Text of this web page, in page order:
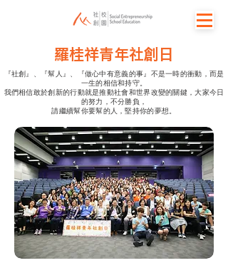
​羅桂祥青年社創日
『社創』、『幫人』、『做心中有意義的事』不是一時的衝動，而是
一生的相信和持守。
我們相信敢於創新的行動就是推動社會和世界改變的關鍵，大家今日
的努力，不分勝負，
請繼續幫你要幫的人，堅持你的夢想。